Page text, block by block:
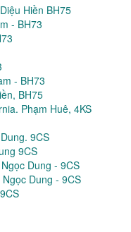
Hiền BH75
- BH73
- BH73
BH75
Phạm Huê, 4KS
9CS
9CS
Dung - 9CS
Dung - 9CS